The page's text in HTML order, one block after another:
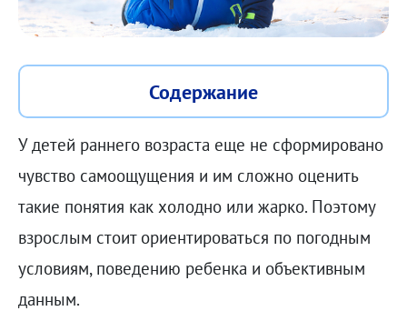
Содержание
У детей раннего возраста еще не сформировано
чувство самоощущения и им сложно оценить
такие понятия как холодно или жарко. Поэтому
взрослым стоит ориентироваться по погодным
условиям, поведению ребенка и объективным
данным.